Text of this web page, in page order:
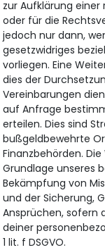
zur Aufklärung
oder für die
jedoch nur dann,
gesetzwidriges
vorliegen. Eine
dies der
Vereinbarungen
auf Anfrage
erteilen. Dies sind
bußgeldbewehrte
Finanzbehörden.
Grundlage unseres
Bekämpfung von
und der Sicherung,
Ansprüchen, sofern
deiner
1 lit. f DSGVO.